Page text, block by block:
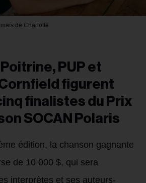
de Charlotte
PUP et
figurent
finalistes du Prix
SOCAN Polaris
édition, la chanson gagnante
de 10 000 $, qui sera
interprètes et ses auteurs-